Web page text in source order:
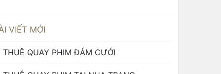
VIẾT MỚI
THUÊ QUAY PHIM ĐÁM CƯỚI